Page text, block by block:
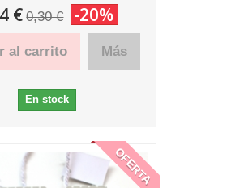
€ 0,30 € -20%
al carrito Más
En stock
OFERTA